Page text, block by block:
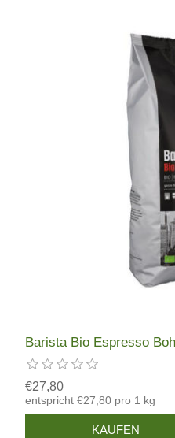
Barista Bio Espresso
€27,80
entspricht €27,80 pro 1 kg